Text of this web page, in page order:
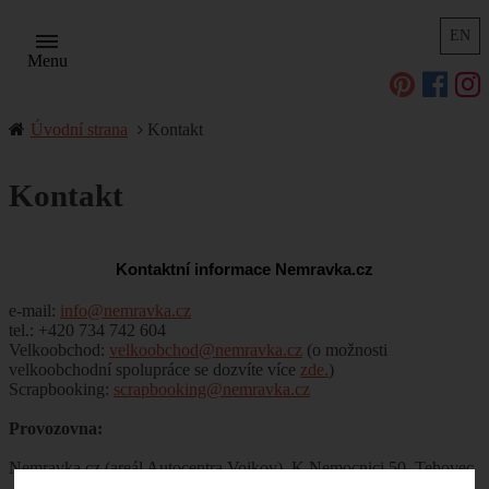
EN
Menu
Úvodní strana Kontakt
Kontakt
Kontaktní informace Nemravka.cz
e-mail: info@nemravka.cz
tel.: +420 734 742 604
Velkoobchod: velkoobchod@nemravka.cz (o možnosti
velkoobchodní spolupráce se dozvíte více zde.)
Scrapbooking: scrapbooking@nemravka.cz
Provozovna:
Nemravka.cz (areál Autocentra Vojkov), K Nemocnici 50, Tehovec